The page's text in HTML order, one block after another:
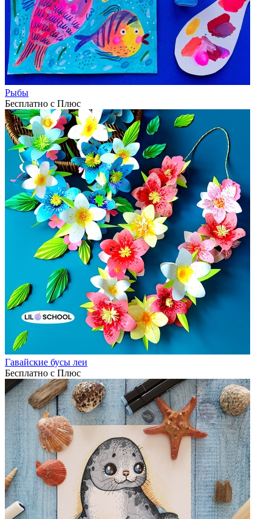
Рыбы
Бесплатно с Плюс
Гавайские бусы леи
Бесплатно с Плюс